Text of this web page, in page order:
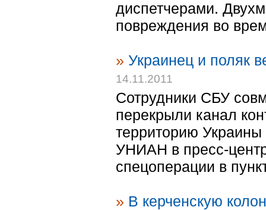
диспетчерами.
повреждения во
» Украинец и поляк
14.11.2011
Сотрудники СБУ
перекрыли канал
территорию
УНИАН в пресс-
спецоперации в
» В керченскую